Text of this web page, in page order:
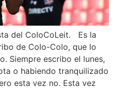
del ColoCoLeit. Es la
de Colo-Colo, que lo
Siempre escribo el lunes,
o habiendo tranquilizado
esta vez no. Esta vez